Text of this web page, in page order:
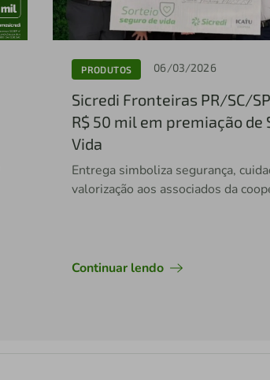
PRODUTOS 06/03/2026
Sicredi Fronteiras PR/SC/
R$ 50 mil em premiação de
Vida
Entrega simboliza segurança,
valorização aos associados da
Continuar lendo